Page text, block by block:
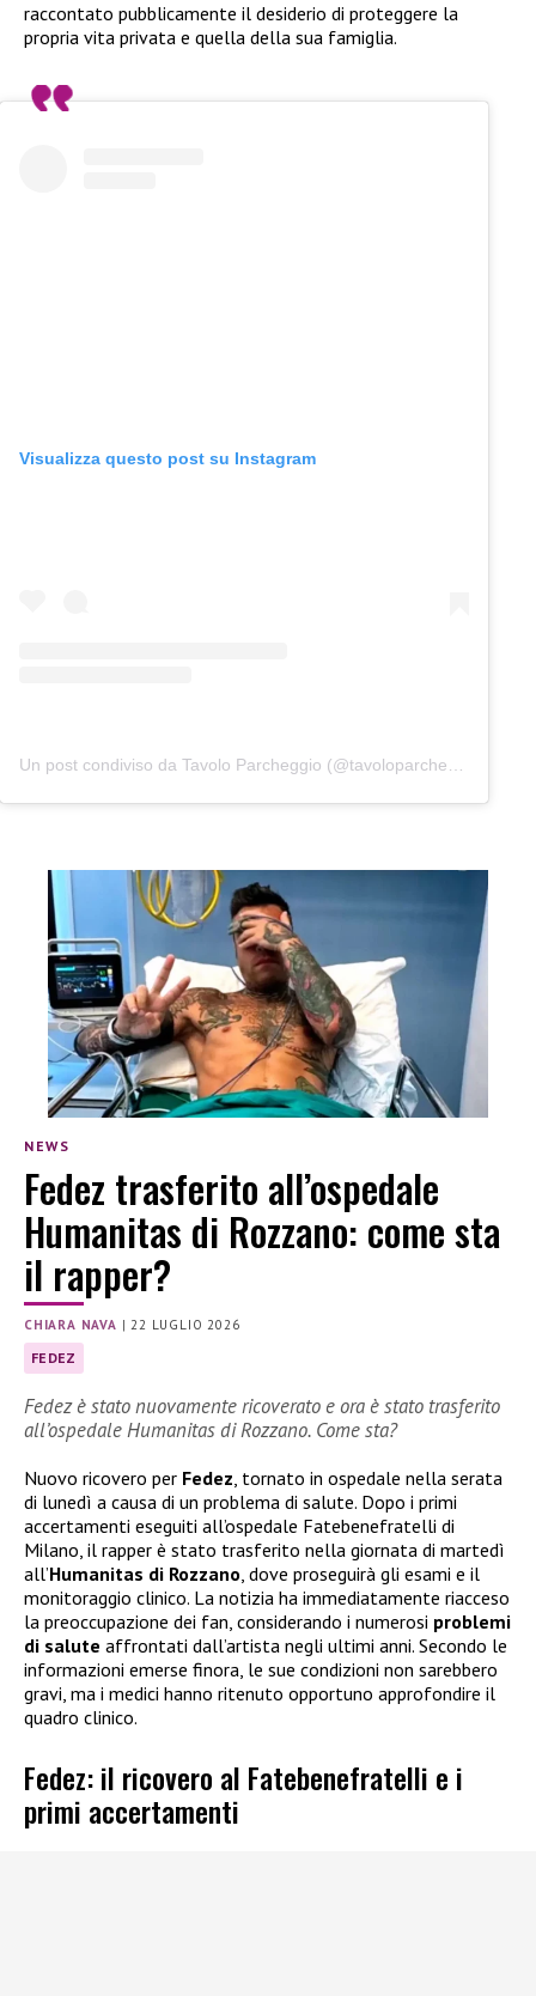
raccontato pubblicamente il desiderio di proteggere la
propria vita privata e quella della sua famiglia.
Visualizza questo post su Instagram
Un post condiviso da Tavolo Parcheggio (@tavoloparcheggio.podcast)
NEWS
Fedez trasferito all’ospedale
Humanitas di Rozzano: come sta
il rapper?
CHIARA NAVA | 22 LUGLIO 2026
FEDEZ
Fedez è stato nuovamente ricoverato e ora è stato trasferito
all’ospedale Humanitas di Rozzano. Come sta?
Nuovo ricovero per Fedez , tornato in ospedale nella serata
di lunedì a causa di un problema di salute. Dopo i primi
accertamenti eseguiti all’ospedale Fatebenefratelli di
Milano, il rapper è stato trasferito nella giornata di martedì
all’Humanitas di Rozzano , dove proseguirà gli esami e il
monitoraggio clinico. La notizia ha immediatamente riacceso
la preoccupazione dei fan, considerando i numerosi problemi
di salute affrontati dall’artista negli ultimi anni. Secondo le
informazioni emerse finora, le sue condizioni non sarebbero
gravi, ma i medici hanno ritenuto opportuno approfondire il
quadro clinico.
Fedez: il ricovero al Fatebenefratelli e i
primi accertamenti